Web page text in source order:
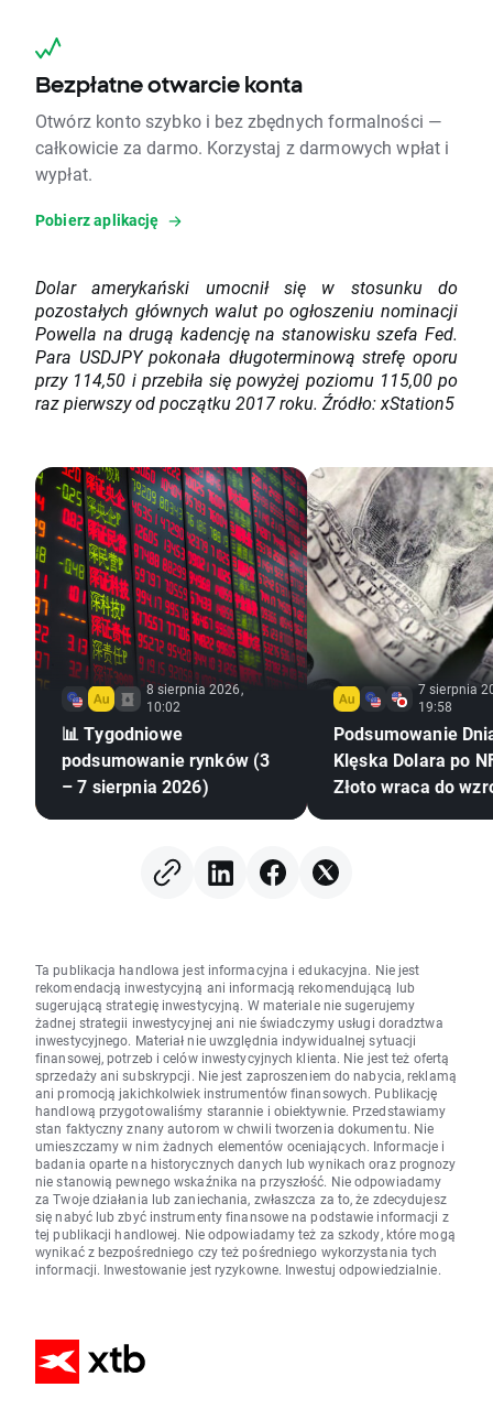
Bezpłatne otwarcie konta
Otwórz konto szybko i bez zbędnych formalności —
całkowicie za darmo. Korzystaj z darmowych wpłat i
wypłat.
Pobierz aplikację
Dolar amerykański umocnił się w stosunku do
pozostałych głównych walut po ogłoszeniu nominacji
Powella na drugą kadencję na stanowisku szefa Fed.
Para USDJPY pokonała długoterminową strefę oporu
przy 114,50 i przebiła się powyżej poziomu 115,00 po
raz pierwszy od początku 2017 roku. Źródło: xStation5
8 sierpnia 2026,
10:02
📊 Tygodniowe
podsumowanie rynków (3
– 7 sierpnia 2026)
7 sierpnia
19:58
Podsumowanie
Klęska Dolara po
Złoto wraca do
Ta publikacja handlowa jest informacyjna i edukacyjna. Nie jest
rekomendacją inwestycyjną ani informacją rekomendującą lub
sugerującą strategię inwestycyjną. W materiale nie sugerujemy
żadnej strategii inwestycyjnej ani nie świadczymy usługi doradztwa
inwestycyjnego. Materiał nie uwzględnia indywidualnej sytuacji
finansowej, potrzeb i celów inwestycyjnych klienta. Nie jest też ofertą
sprzedaży ani subskrypcji. Nie jest zaproszeniem do nabycia, reklamą
ani promocją jakichkolwiek instrumentów finansowych. Publikację
handlową przygotowaliśmy starannie i obiektywnie. Przedstawiamy
stan faktyczny znany autorom w chwili tworzenia dokumentu. Nie
umieszczamy w nim żadnych elementów oceniających. Informacje i
badania oparte na historycznych danych lub wynikach oraz prognozy
nie stanowią pewnego wskaźnika na przyszłość. Nie odpowiadamy
za Twoje działania lub zaniechania, zwłaszcza za to, że zdecydujesz
się nabyć lub zbyć instrumenty finansowe na podstawie informacji z
tej publikacji handlowej. Nie odpowiadamy też za szkody, które mogą
wynikać z bezpośredniego czy też pośredniego wykorzystania tych
informacji. Inwestowanie jest ryzykowne. Inwestuj odpowiedzialnie.